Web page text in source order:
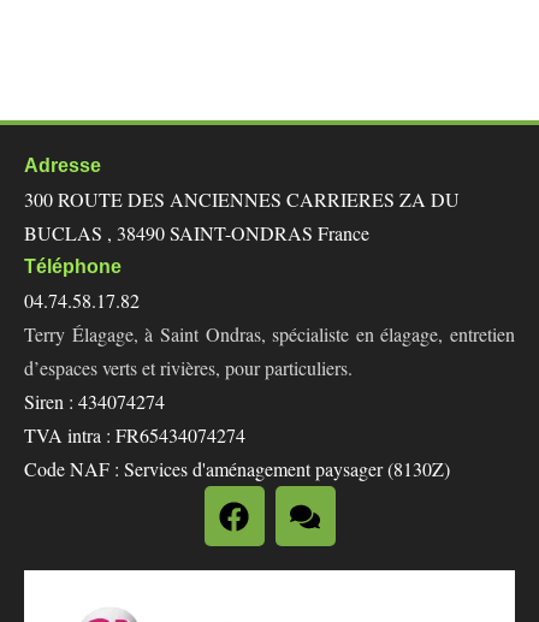
Adresse
300 ROUTE DES ANCIENNES CARRIERES ZA DU
BUCLAS , 38490 SAINT-ONDRAS France
Téléphone
04.74.58.17.82
Terry Élagage, à Saint Ondras, spécialiste en élagage, entretien
d’espaces verts et rivières, pour particuliers.
Siren : 434074274
TVA intra : FR65434074274
Code NAF : Services d'aménagement paysager (8130Z)